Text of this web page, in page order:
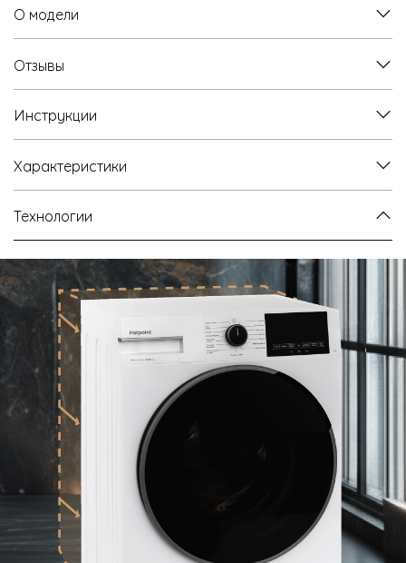
О модели
Отзывы
Инструкции
Характеристики
Технологии